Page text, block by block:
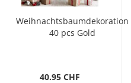
Weihnachtsbaumdekoration
40 pcs Gold
40.95 CHF